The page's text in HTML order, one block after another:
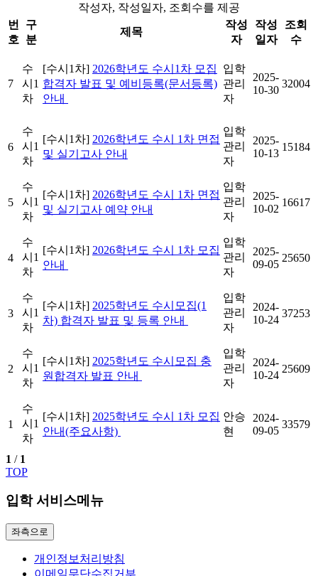
작성자, 작성일자, 조회수를 제공
번
호
구
분
제목
작성
자
작성
일자
조회
수
7
수
시1
차
[수시1차] 2026학년도 수시1차 모집
합격자 발표 및 예비등록(문서등록)
안내
입학
관리
자
2025-
10-30
32004
6
수
시1
차
[수시1차] 2026학년도 수시 1차 면접
및 실기고사 안내
입학
관리
자
2025-
10-13
15184
5
수
시1
차
[수시1차] 2026학년도 수시 1차 면접
및 실기고사 예약 안내
입학
관리
자
2025-
10-02
16617
4
수
시1
차
[수시1차] 2026학년도 수시 1차 모집
안내
입학
관리
자
2025-
09-05
25650
3
수
시1
차
[수시1차] 2025학년도 수시모집(1
차) 합격자 발표 및 등록 안내
입학
관리
자
2024-
10-24
37253
2
수
시1
차
[수시1차] 2025학년도 수시모집 충
원합격자 발표 안내
입학
관리
자
2024-
10-24
25609
1
수
시1
차
[수시1차] 2025학년도 수시 1차 모집
안내(주요사항)
안승
현
2024-
09-05
33579
1 / 1
TOP
입학 서비스메뉴
좌측으로
개인정보처리방침